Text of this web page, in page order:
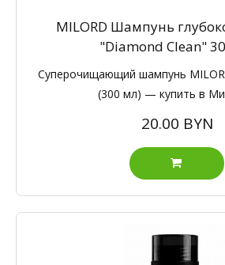
MILORD Шампунь
"Diamond Clean"
Суперочищающий шампунь
(300 мл) — купить в
20.00 BYN